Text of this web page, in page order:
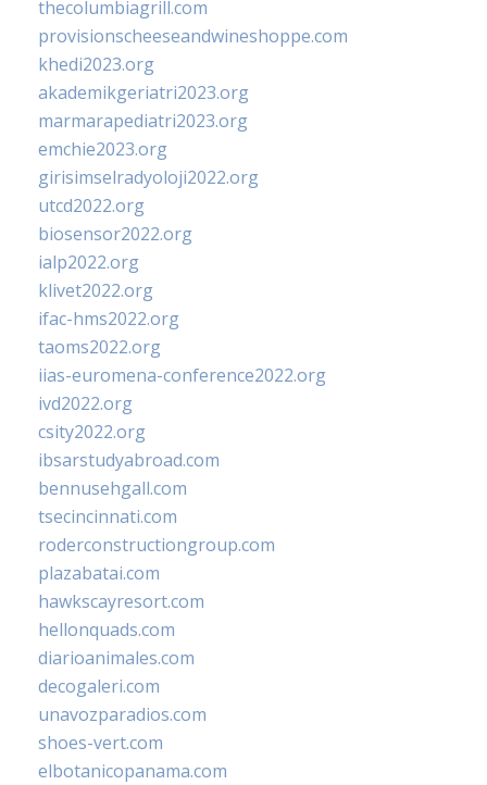
thecolumbiagrill.com
provisionscheeseandwineshoppe.com
khedi2023.org
akademikgeriatri2023.org
marmarapediatri2023.org
emchie2023.org
girisimselradyoloji2022.org
utcd2022.org
biosensor2022.org
ialp2022.org
klivet2022.org
ifac-hms2022.org
taoms2022.org
iias-euromena-conference2022.org
ivd2022.org
csity2022.org
ibsarstudyabroad.com
bennusehgall.com
tsecincinnati.com
roderconstructiongroup.com
plazabatai.com
hawkscayresort.com
hellonquads.com
diarioanimales.com
decogaleri.com
unavozparadios.com
shoes-vert.com
elbotanicopanama.com